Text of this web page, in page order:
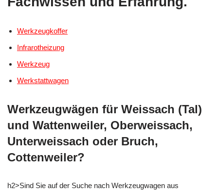
Werkzeugkoffer
Infrarotheizung
Werkzeug
Werkstattwagen
Werkzeugwägen für Weissach (Tal)
und Wattenweiler, Oberweissach,
Unterweissach oder Bruch,
Cottenweiler?
h2>Sind Sie auf der Suche nach Werkzeugwagen aus